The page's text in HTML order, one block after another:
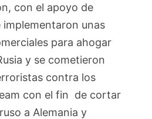
con el apoyo de
unas
para ahogar
y se cometieron
contra los
con el fin de cortar
a Alemania y